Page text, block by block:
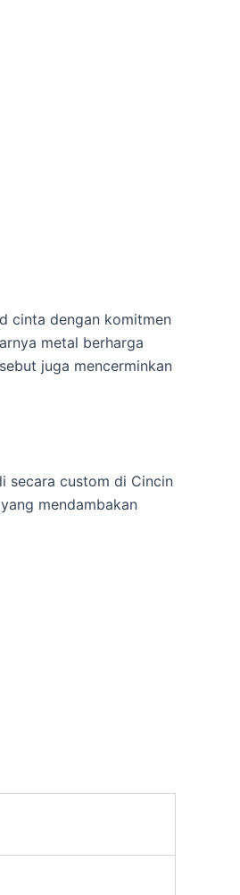
cinta dengan komitmen
metal berharga
juga mencerminkan
secara custom di Cincin
mendambakan